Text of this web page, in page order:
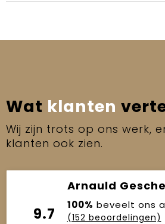
Wat klanten
Wij zijn trots op ons werk,
klanten ook zien.
9.7
Arnauld
100% beveelt ons
(152 beoordelingen)